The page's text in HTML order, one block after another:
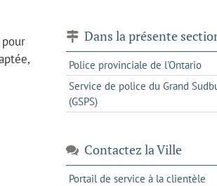
Dans la présente
Police provinciale de l'Ontario
Service de police du Grand
(GSPS)
Contactez la Ville
Portail de service à la clientèle